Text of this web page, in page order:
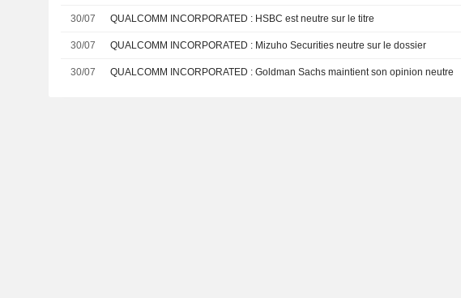
30/07 QUALCOMM INCORPORATED : HSBC est neutre sur le titre
30/07 QUALCOMM INCORPORATED : Mizuho Securities neutre sur le dossier
30/07 QUALCOMM INCORPORATED : Goldman Sachs maintient son opinion neutre